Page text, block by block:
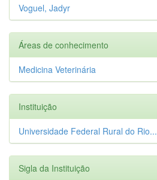
Voguel, Jadyr
Áreas de conhecimento
Medicina Veterinária
Instituição
Universidade Federal Rural do Rio...
Sigla da Instituição